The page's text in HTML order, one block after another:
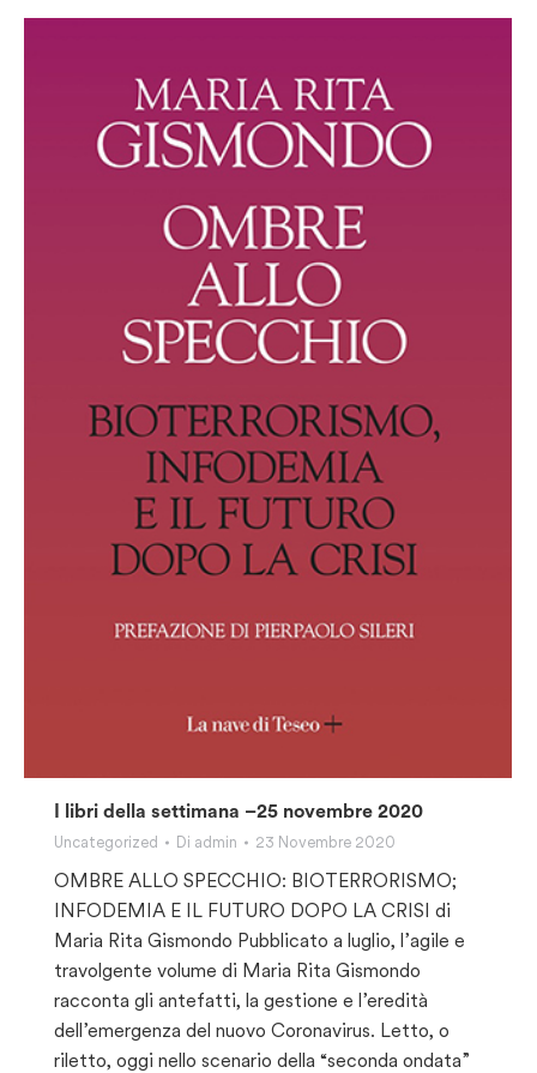
I libri della settimana –25 novembre 2020
Uncategorized Di admin 23 Novembre 2020
OMBRE ALLO SPECCHIO: BIOTERRORISMO;
INFODEMIA E IL FUTURO DOPO LA CRISI di
Maria Rita Gismondo Pubblicato a luglio, l’agile e
travolgente volume di Maria Rita Gismondo
racconta gli antefatti, la gestione e l’eredità
dell’emergenza del nuovo Coronavirus. Letto, o
riletto, oggi nello scenario della “seconda ondata”